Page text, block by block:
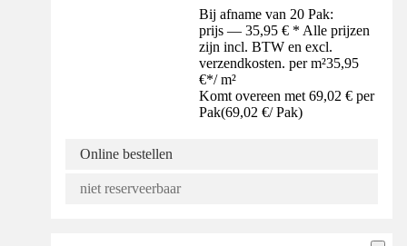
Bij afname van 20 Pak:
prijs — 35,95 € * Alle prijzen
zijn incl. BTW en excl.
verzendkosten. per m²35,95
€*/ m²
Komt overeen met 69,02 € per
Pak(69,02 €/ Pak)
Online bestellen
niet reserveerbaar